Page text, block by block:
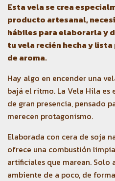
Esta vela se crea
producto artesanal,
hábiles para elaborarla y
tu vela recién hecha y
de aroma.
Hay algo en encender una
bajá el ritmo. La Vela Hila
de gran presencia, pensado
merecen protagonismo.
Elaborada con cera de soja
ofrece una combustión
artificiales que marean. Solo
ambiente de a poco, de